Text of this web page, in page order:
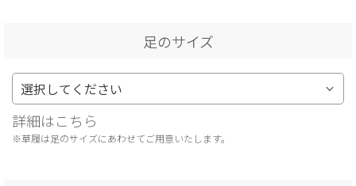
足のサイズ
詳細はこちら
※草履は足のサイズにあわせてご用意いたします。